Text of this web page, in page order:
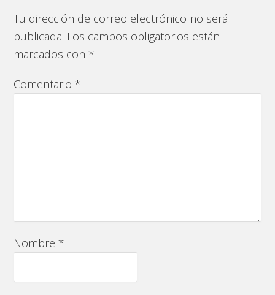
Tu dirección de correo electrónico no será
publicada. Los campos obligatorios están
marcados con*
Comentario*
Nombre*